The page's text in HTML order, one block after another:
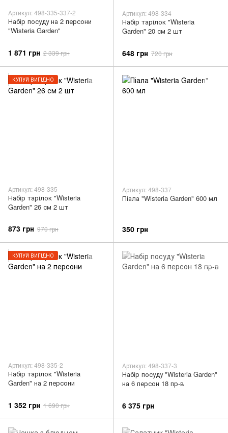
Артикул: 498-335-337-2
Набір посуду на 2 персони
"Wisteria Garden"
1 871 грн 2 339 грн
Артикул: 498-334
Набір тарілок "Wisteria
Garden" 20 см 2 шт
648 грн 720 грн
КУПУЙ ВИГІДНО
Артикул: 498-335
Набір тарілок "Wisteria
Garden" 26 см 2 шт
873 грн 970 грн
Артикул: 498-337
Піала "Wisteria Garden" 600 мл
350 грн
КУПУЙ ВИГІДНО
Артикул: 498-335-2
Набір тарілок "Wisteria
Garden" на 2 персони
1 352 грн 1 690 грн
Артикул: 498-337-3
Набір посуду "Wisteria Garden"
на 6 персон 18 пр-в
6 375 грн